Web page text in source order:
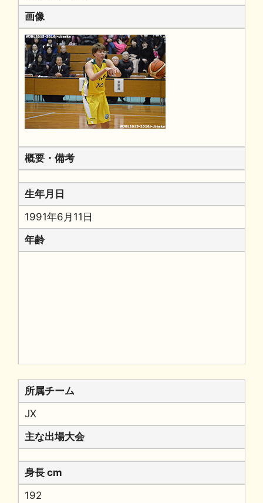
画像
概要・備考
生年月日
1991年6月11日
年齢
所属チーム
JX
主な出場大会
身長 cm
192